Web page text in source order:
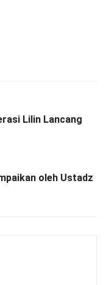
Lilin Lancang
oleh Ustadz